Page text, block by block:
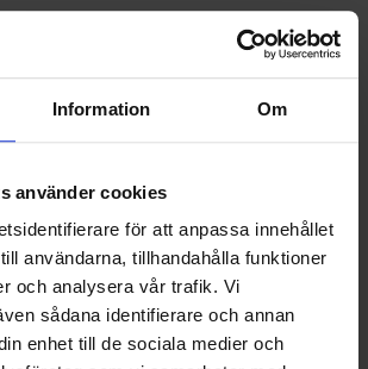
Information Om
använder cookies
för att anpassa innehållet
användarna, tillhandahålla funktioner
och analysera vår trafik. Vi
sådana identifierare och annan
enhet till de sociala medier och